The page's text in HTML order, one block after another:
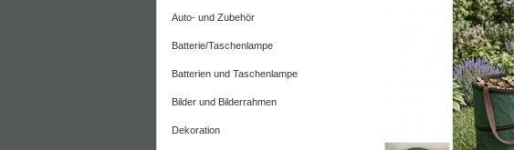
Auto- und Zubehör
Batterie/Taschenlampe
Batterien und Taschenlampe
Bilder und Bilderrahmen
Dekoration